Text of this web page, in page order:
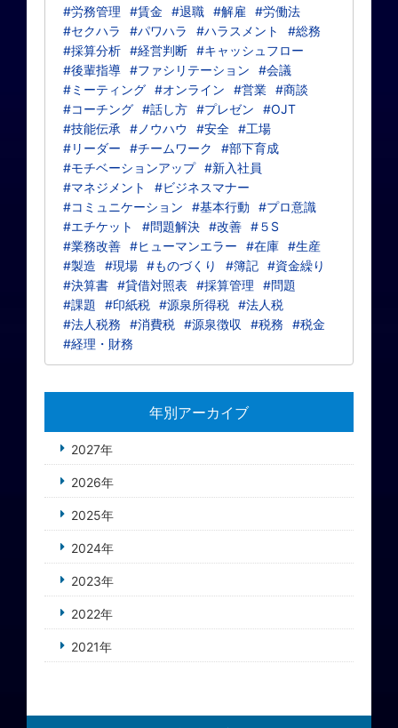
#労務管理
#賃金 #退職 #解雇
#労働法
#セクハラ
#パワハラ #ハラスメント
#総務
#採算分析 #経営判断 #キャッシュフロー
#後輩指導 #ファシリテーション
#会議
#ミーティング #オンライン #営業 #商談
#コーチング #話し方 #プレゼン
#OJT
#技能伝承
#ノウハウ #安全 #工場
#リーダー
#チームワーク
#部下育成
#モチベーションアップ #新入社員
#マネジメント
#ビジネスマナー
#コミュニケーション
#基本行動
#プロ意識
#エチケット
#問題解決 #改善 #５S
#業務改善 #ヒューマンエラー #在庫 #生産
#製造
#現場 #ものづくり #簿記 #資金繰り
#決算書 #貸借対照表 #採算管理
#問題
#課題
#印紙税 #源泉所得税 #法人税
#法人税務
#消費税 #源泉徴収 #税務
#税金
#経理・財務
年別アーカイブ
2027年
2026年
2025年
2024年
2023年
2022年
2021年